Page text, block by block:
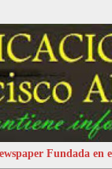
Fundada en